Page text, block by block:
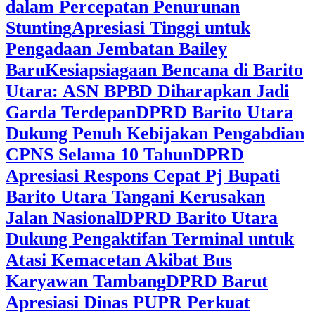
dalam Percepatan Penurunan
StuntingApresiasi Tinggi untuk
Pengadaan Jembatan Bailey
BaruKesiapsiagaan Bencana di Barito
Utara: ASN BPBD Diharapkan Jadi
Garda TerdepanDPRD Barito Utara
Dukung Penuh Kebijakan Pengabdian
CPNS Selama 10 TahunDPRD
Apresiasi Respons Cepat Pj Bupati
Barito Utara Tangani Kerusakan
Jalan NasionalDPRD Barito Utara
Dukung Pengaktifan Terminal untuk
Atasi Kemacetan Akibat Bus
Karyawan TambangDPRD Barut
Apresiasi Dinas PUPR Perkuat